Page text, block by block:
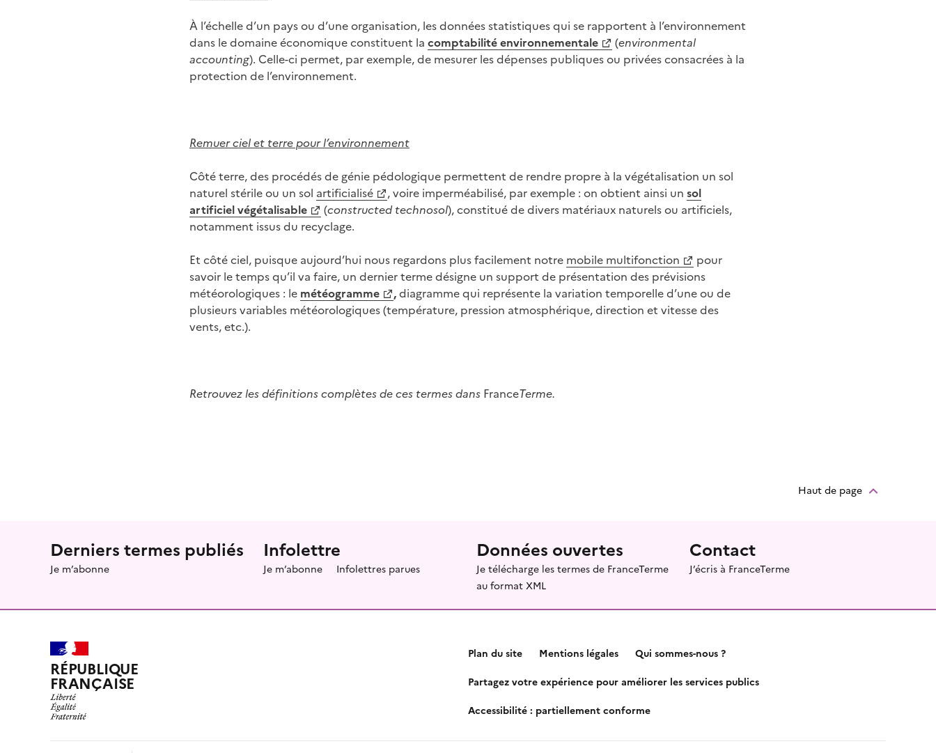
À l’échelle d’un pays ou d’une organisation, les données statistiques qui se rapportent à l’environnement
dans le domaine économique constituent la comptabilité environnementale (environmental
accounting). Celle-ci permet, par exemple, de mesurer les dépenses publiques ou privées consacrées à la
protection de l’environnement.
Remuer ciel et terre pour l’environnement
Côté terre, des procédés de génie pédologique permettent de rendre propre à la végétalisation un sol
naturel stérile ou un sol artificialisé , voire imperméabilisé, par exemple : on obtient ainsi un sol
artificiel végétalisable
(constructed technosol),constitué de divers matériaux naturels ou artificiels,
notamment issus du recyclage.
Et côté ciel, puisque aujourd’hui nous regardons plus facilement notre mobile multifonction
pour
savoir le temps qu’il va faire, un dernier terme désigne un support de présentation des prévisions
météorologiques : le météogramme ,diagramme qui représente la variation temporelle d’une ou de
plusieurs variables météorologiques (température, pression atmosphérique, direction et vitesse des
vents, etc.).
Retrouvez les définitions complètes de ces termes dans FranceTerme.
Haut de page
Menu prefooter
Derniers termes publiés
Je m’abonne
Infolettre
Je m’abonne Infolettres parues
Données ouvertes
Je télécharge les termes de FranceTerme
au format XML
Contact
J’écris à FranceTerme
RÉPUBLIQUE
FRANÇAISE
Plan du site Mentions légales Qui sommes-nous ?
Partagez votre expérience pour améliorer les services publics
Accessibilité : partiellement conforme